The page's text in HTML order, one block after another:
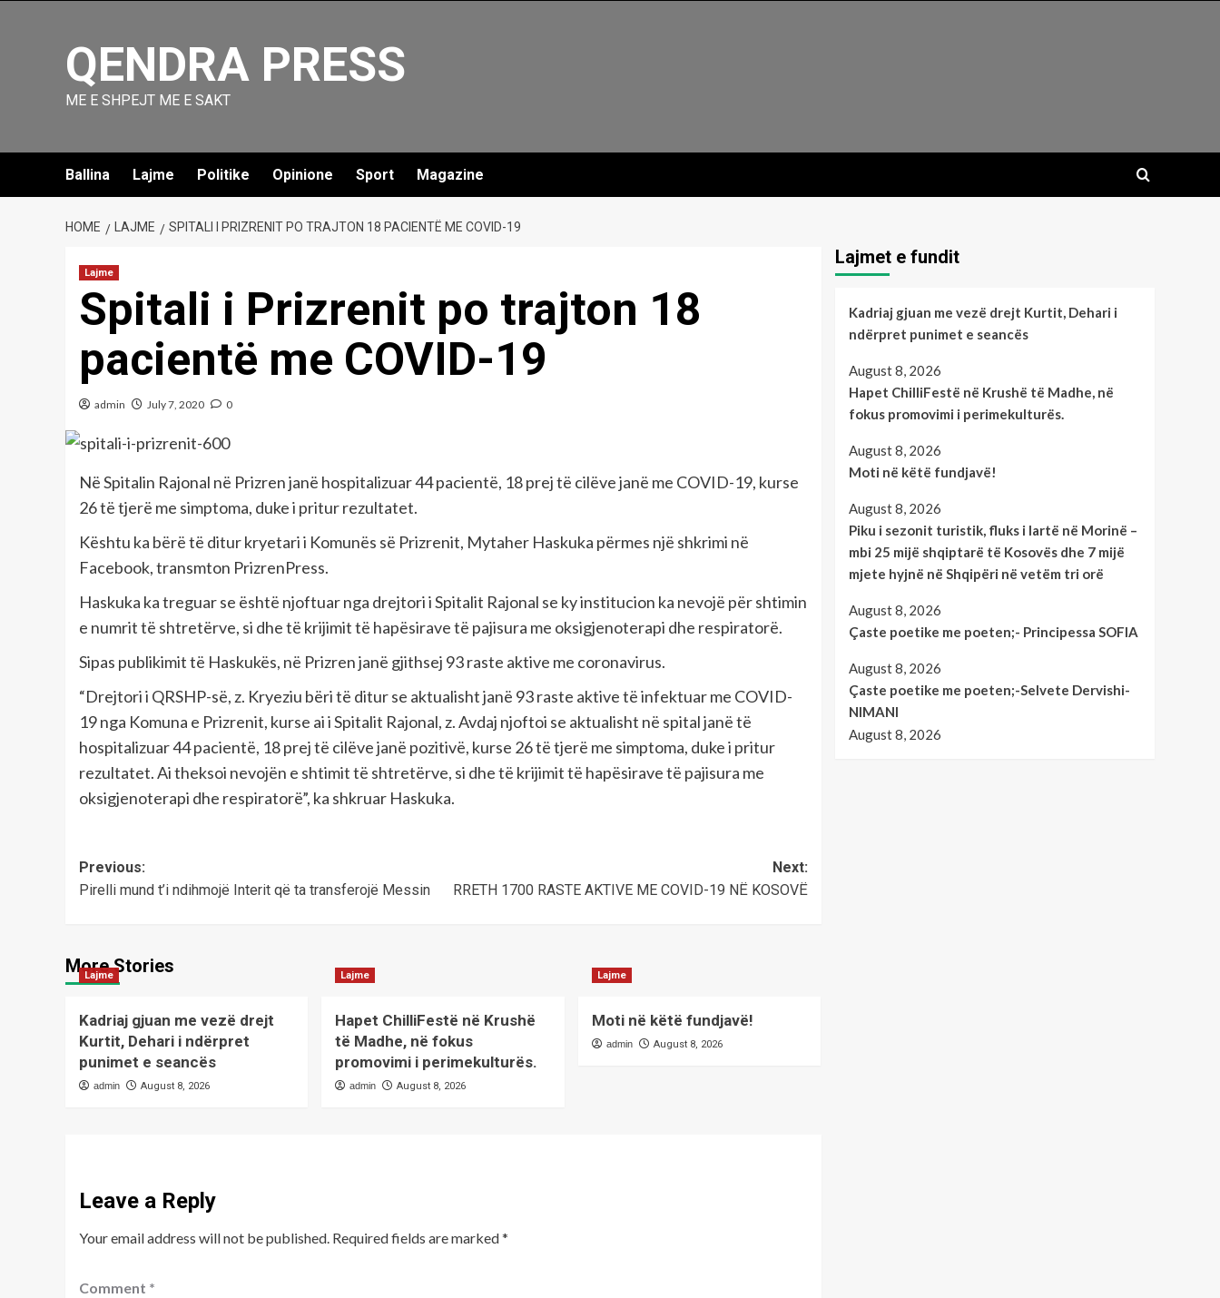
QENDRA PRESS
ME E SHPEJT ME E SAKT
Ballina Lajme Politike Opinione Sport Magazine
HOME LAJME SPITALI I PRIZRENIT PO TRAJTON 18 PACIENTË ME COVID-19
Lajme
Spitali i Prizrenit po trajton 18
pacientë me COVID-19
admin July 7, 2020 0
Në Spitalin Rajonal në Prizren janë hospitalizuar 44 pacientë, 18 prej të cilëve janë me COVID-19, kurse
26 të tjerë me simptoma, duke i pritur rezultatet.
Kështu ka bërë të ditur kryetari i Komunës së Prizrenit, Mytaher Haskuka përmes një shkrimi në
Facebook, transmton PrizrenPress.
Haskuka ka treguar se është njoftuar nga drejtori i Spitalit Rajonal se ky institucion ka nevojë për shtimin
e numrit të shtretërve, si dhe të krijimit të hapësirave të pajisura me oksigjenoterapi dhe respiratorë.
Sipas publikimit të Haskukës, në Prizren janë gjithsej 93 raste aktive me coronavirus.
“Drejtori i QRSHP-së, z. Kryeziu bëri të ditur se aktualisht janë 93 raste aktive të infektuar me COVID-
19 nga Komuna e Prizrenit, kurse ai i Spitalit Rajonal, z. Avdaj njoftoi se aktualisht në spital janë të
hospitalizuar 44 pacientë, 18 prej të cilëve janë pozitivë, kurse 26 të tjerë me simptoma, duke i pritur
rezultatet. Ai theksoi nevojën e shtimit të shtretërve, si dhe të krijimit të hapësirave të pajisura me
oksigjenoterapi dhe respiratorë”, ka shkruar Haskuka.
Post
navigation
Previous:
Pirelli mund t’i ndihmojë Interit që ta transferojë Messin
Next:
RRETH 1700 RASTE AKTIVE ME COVID-19 NË KOSOVË
More Stories
Lajme
Kadriaj gjuan me vezë drejt
Kurtit, Dehari i ndërpret
punimet e seancës
admin August 8, 2026
Lajme
Hapet ChilliFestë në Krushë
të Madhe, në fokus
promovimi i perimekulturës.
admin August 8, 2026
Lajme
Moti në këtë fundjavë!
admin August 8, 2026
Leave a Reply
Your email address will not be published. Required fields are marked*
Comment *
Lajmet e fundit
Kadriaj gjuan me vezë drejt Kurtit, Dehari i
ndërpret punimet e seancës
August 8, 2026
Hapet ChilliFestë në Krushë të Madhe, në
fokus promovimi i perimekulturës.
August 8, 2026
Moti në këtë fundjavë!
August 8, 2026
Piku i sezonit turistik, fluks i lartë në Morinë –
mbi 25 mijë shqiptarë të Kosovës dhe 7 mijë
mjete hyjnë në Shqipëri në vetëm tri orë
August 8, 2026
Çaste poetike me poeten;- Principessa SOFIA
August 8, 2026
Çaste poetike me poeten;-Selvete Dervishi-
NIMANI
August 8, 2026